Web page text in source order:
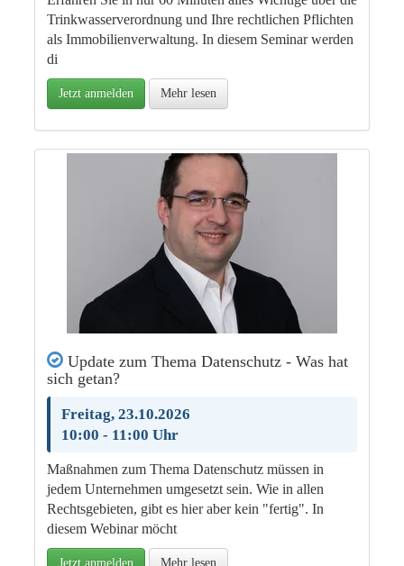
Trinkwasserverordnung und Ihre rechtlichen Pflichten
als Immobilienverwaltung. In diesem Seminar werden
di
Jetzt anmelden Mehr lesen
Update zum Thema Datenschutz - Was hat
sich getan?
Freitag, 23.10.2026
10:00 - 11:00 Uhr
Maßnahmen zum Thema Datenschutz müssen in
jedem Unternehmen umgesetzt sein. Wie in allen
Rechtsgebieten, gibt es hier aber kein "fertig". In
diesem Webinar möcht
Jetzt anmelden Mehr lesen